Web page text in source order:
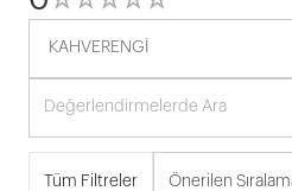
Tüm Filtreler Önerilen